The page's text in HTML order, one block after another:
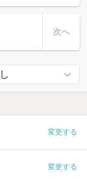
次へ
変更する
変更する